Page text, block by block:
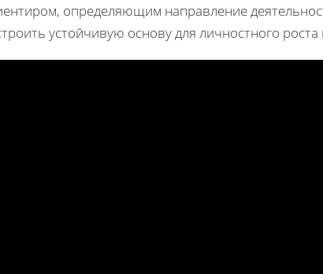
определяющим направление
устойчивую основу для личностного роста